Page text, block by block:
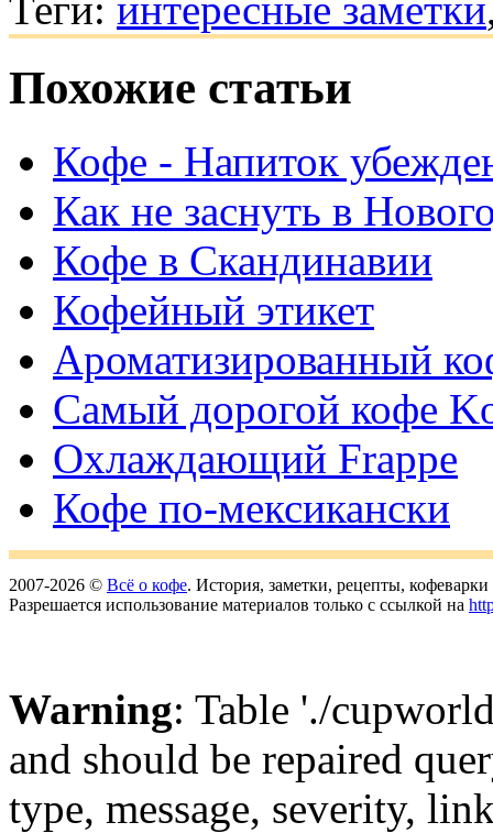
Похожие статьи
Кофе - Напиток
Как не заснуть в
Кофе в Скандинавии
Кофейный этикет
Ароматизированный
Самый дорогой кофе
Охлаждающий Frappe
Кофе по-мексикански
2007-2026 © Всё о кофе. История, заметки, рецепты,
Разрешается использование материалов только с ссылкой на
Warning: Table './
and should be repaired
type, message, severity,